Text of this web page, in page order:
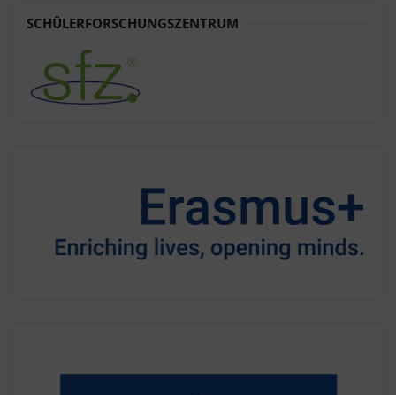
SCHÜLERFORSCHUNGSZENTRUM